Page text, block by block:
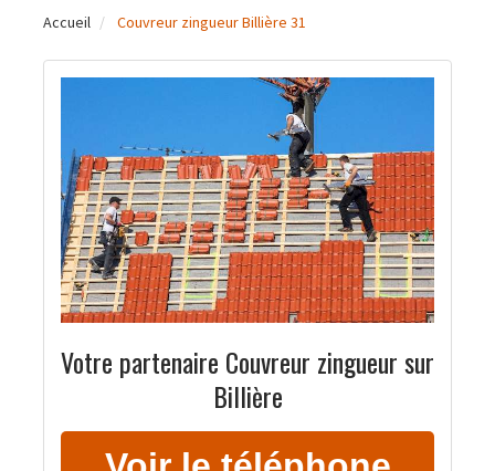
Accueil Couvreur zingueur Billière 31
Votre partenaire Couvreur zingueur sur
Billière